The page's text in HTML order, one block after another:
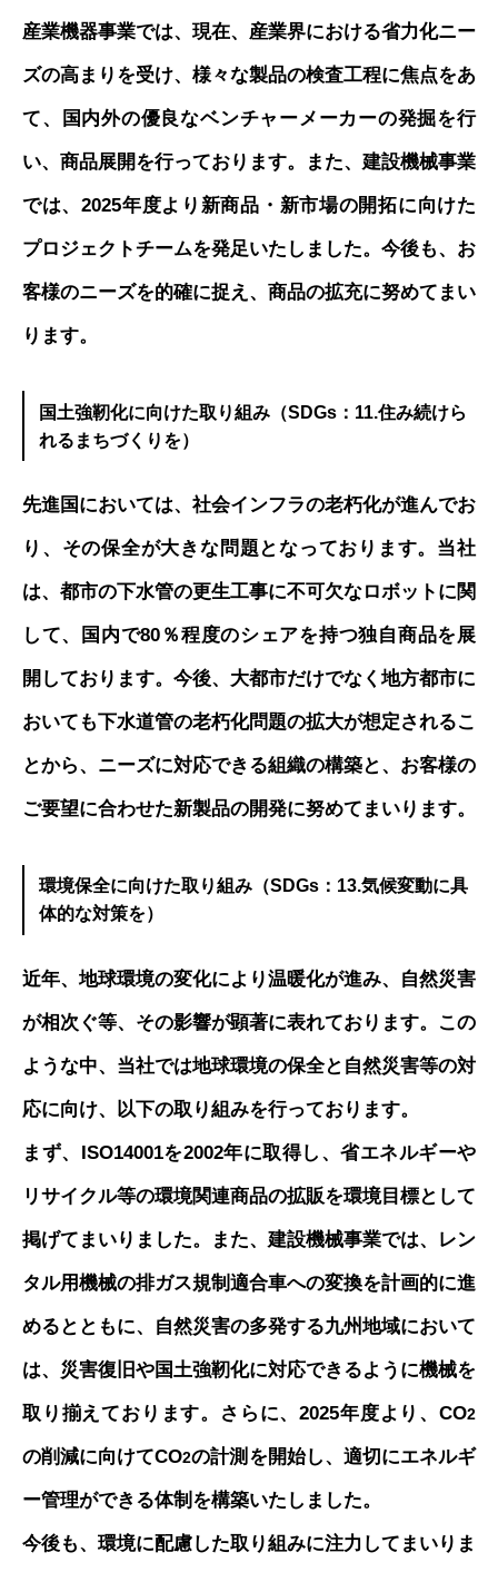
産業機器事業では、現在、産業界における省力化ニー
ズの高まりを受け、様々な製品の検査工程に焦点をあ
て、国内外の優良なベンチャーメーカーの発掘を行
い、商品展開を行っております。また、建設機械事業
では、2025年度より新商品・新市場の開拓に向けた
プロジェクトチームを発足いたしました。今後も、お
客様のニーズを的確に捉え、商品の拡充に努めてまい
ります。
国土強靭化に向けた取り組み（SDGs：11.住み続けら
れるまちづくりを）
先進国においては、社会インフラの老朽化が進んでお
り、その保全が大きな問題となっております。当社
は、都市の下水管の更生工事に不可欠なロボットに関
して、国内で80％程度のシェアを持つ独自商品を展
開しております。今後、大都市だけでなく地方都市に
おいても下水道管の老朽化問題の拡大が想定されるこ
とから、ニーズに対応できる組織の構築と、お客様の
ご要望に合わせた新製品の開発に努めてまいります。
環境保全に向けた取り組み（SDGs：13.気候変動に具
体的な対策を）
近年、地球環境の変化により温暖化が進み、自然災害
が相次ぐ等、その影響が顕著に表れております。この
ような中、当社では地球環境の保全と自然災害等の対
応に向け、以下の取り組みを行っております。
まず、ISO14001を2002年に取得し、省エネルギーや
リサイクル等の環境関連商品の拡販を環境目標として
掲げてまいりました。また、建設機械事業では、レン
タル用機械の排ガス規制適合車への変換を計画的に進
めるとともに、自然災害の多発する九州地域において
は、災害復旧や国土強靭化に対応できるように機械を
取り揃えております。さらに、2025年度より、CO2
の削減に向けてCO2の計測を開始し、適切にエネルギ
ー管理ができる体制を構築いたしました。
今後も、環境に配慮した取り組みに注力してまいりま